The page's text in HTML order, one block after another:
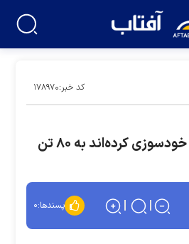
کد خبر:۱۷۸۹۷۰
شمار تبتی‌هایی که خودسوزی کرد‌ه‌اند به ۸۰ تن
پسندها:۰